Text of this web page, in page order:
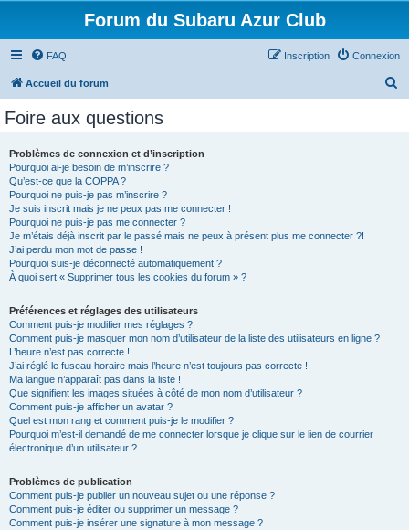
Forum du Subaru Azur Club
FAQ Connexion
Inscription
Accueil du forum
Foire aux questions
Problèmes de connexion et d’inscription
Pourquoi ai-je besoin de m’inscrire ?
Qu’est-ce que la COPPA ?
Pourquoi ne puis-je pas m’inscrire ?
Je suis inscrit mais je ne peux pas me connecter !
Pourquoi ne puis-je pas me connecter ?
Je m’étais déjà inscrit par le passé mais ne peux à présent plus me connecter ?!
J’ai perdu mon mot de passe !
Pourquoi suis-je déconnecté automatiquement ?
À quoi sert « Supprimer tous les cookies du forum » ?
Préférences et réglages des utilisateurs
Comment puis-je modifier mes réglages ?
Comment puis-je masquer mon nom d’utilisateur de la liste des utilisateurs en ligne ?
L’heure n’est pas correcte !
J’ai réglé le fuseau horaire mais l’heure n’est toujours pas correcte !
Ma langue n’apparaît pas dans la liste !
Que signifient les images situées à côté de mon nom d’utilisateur ?
Comment puis-je afficher un avatar ?
Quel est mon rang et comment puis-je le modifier ?
Pourquoi m’est-il demandé de me connecter lorsque je clique sur le lien de courrier
électronique d’un utilisateur ?
Problèmes de publication
Comment puis-je publier un nouveau sujet ou une réponse ?
Comment puis-je éditer ou supprimer un message ?
Comment puis-je insérer une signature à mon message ?